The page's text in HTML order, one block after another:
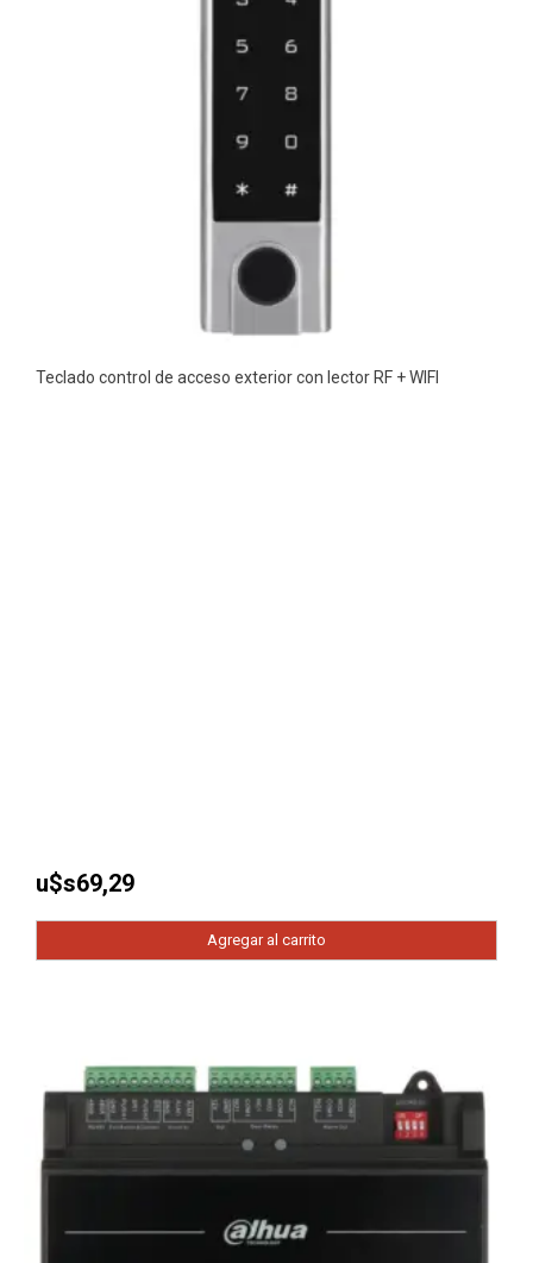
Teclado control de acceso exterior con lector RF + WIFI
u$s69,29
Agregar al carrito